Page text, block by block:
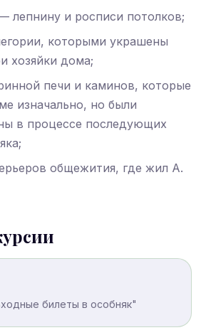
лепнину и росписи потолков;
которыми украшены
хозяйки дома;
печи и каминов, которые
изначально, но были
в процессе последующих
общежития, где жил А.
билеты в особняк"